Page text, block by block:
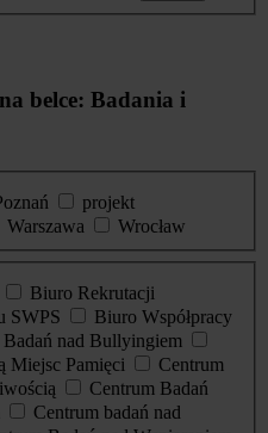
belce: Badania i
projekt
Warszawa
Wrocław
Biuro Rekrutacji
SWPS
Biuro Współpracy
Badań nad Bullyingiem
Miejsc Pamięci
Centrum
Centrum Badań
Centrum badań nad